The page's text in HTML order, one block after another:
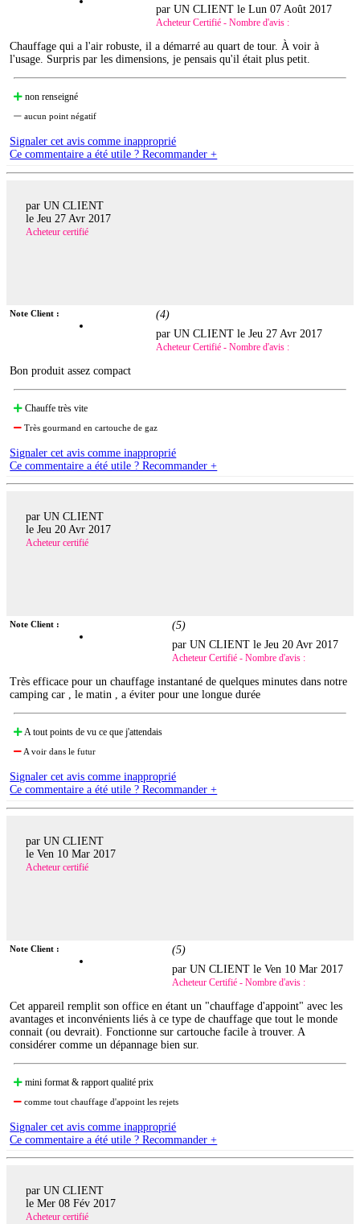
par UN CLIENT leLun 07 Août 2017
Acheteur Certifié - Nombre d'avis :
Chauffage qui a l'air robuste, il a démarré au quart de tour. À voir à
l'usage. Surpris par les dimensions, je pensais qu'il était plus petit.
non renseigné
aucun point négatif
Signaler cet avis comme inapproprié
Ce commentaire a été utile ? Recommander +
par UN CLIENT
le Jeu 27 Avr 2017
Acheteur certifié
Note Client : (4)
par UN CLIENT leJeu 27 Avr 2017
Acheteur Certifié - Nombre d'avis :
Bon produit assez compact
Chauffe très vite
Très gourmand en cartouche de gaz
Signaler cet avis comme inapproprié
Ce commentaire a été utile ? Recommander +
par UN CLIENT
le Jeu 20 Avr 2017
Acheteur certifié
Note Client : (5)
par UN CLIENT leJeu 20 Avr 2017
Acheteur Certifié - Nombre d'avis :
Très efficace pour un chauffage instantané de quelques minutes dans notre
camping car , le matin , a éviter pour une longue durée
A tout points de vu ce que j'attendais
A voir dans le futur
Signaler cet avis comme inapproprié
Ce commentaire a été utile ? Recommander +
par UN CLIENT
le Ven 10 Mar 2017
Acheteur certifié
Note Client : (5)
par UN CLIENT leVen 10 Mar 2017
Acheteur Certifié - Nombre d'avis :
Cet appareil remplit son office en étant un "chauffage d'appoint" avec les
avantages et inconvénients liés à ce type de chauffage que tout le monde
connait (ou devrait). Fonctionne sur cartouche facile à trouver. A
considérer comme un dépannage bien sur.
mini format & rapport qualité prix
comme tout chauffage d'appoint les rejets
Signaler cet avis comme inapproprié
Ce commentaire a été utile ? Recommander +
par UN CLIENT
le Mer 08 Fév 2017
Acheteur certifié